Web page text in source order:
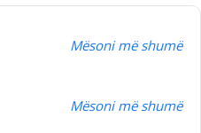
Mësoni më shumë
Mësoni më shumë